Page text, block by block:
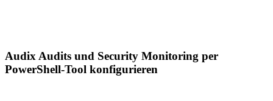
Audix Audits und Security Monitoring per
PowerShell-Tool konfigurieren